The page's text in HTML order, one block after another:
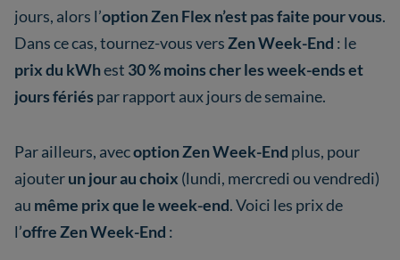
jours, alors l’option Zen Flex n’est pas faite pour vous.
Dans ce cas, tournez-vous versZen Week-End : le
prix du kWhest 30 % moins cher les week-ends et
jours fériés par rapport aux jours de semaine.
Par ailleurs, avecoption Zen Week-End plus, pour
ajouterun jourau choix (lundi, mercredi ou vendredi)
au même prix que le week-end. Voici les prix de
l’offre Zen Week-End :